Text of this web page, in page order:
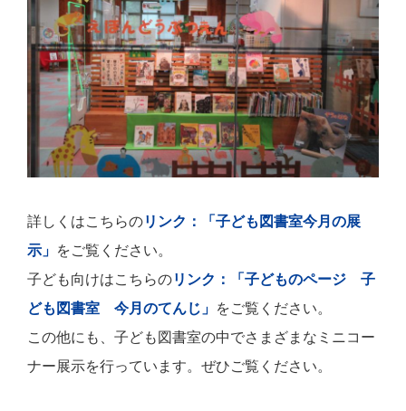
詳しくはこちらのリンク：「子ども図書室今月の展
示」 をご覧ください。
子ども向けはこちらのリンク：「子どものページ 子
ども図書室 今月のてんじ」 をご覧ください。
この他にも、子ども図書室の中でさまざまなミニコー
ナー展示を行っています。ぜひご覧ください。